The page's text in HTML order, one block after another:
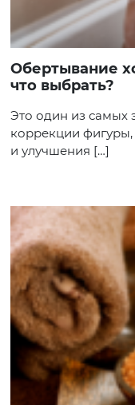
Обертывание холодное или горячее —
что выбрать?
Это один из самых
коррекции
и улучшения […]